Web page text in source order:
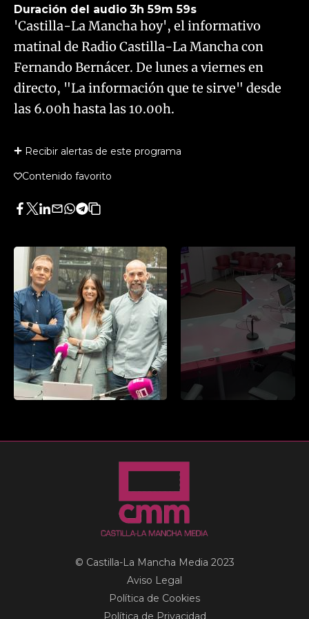
Duración del audio 3h 59m 59s
'Castilla-La Mancha hoy', el informativo
matinal de Radio Castilla-La Mancha con
Fernando Bernácer. De lunes a viernes en
directo, "La información que te sirve" desde
las 6.00h hasta las 10.00h.
Recibir alertas de este programa
Contenido favorito
Facebook
Twitter
LinkedIn
Enviar
Whatsapp
Telegram
Copiar
artículo
© Castilla-La Mancha Media 2023
Aviso Legal
Política de Cookies
Política de Privacidad